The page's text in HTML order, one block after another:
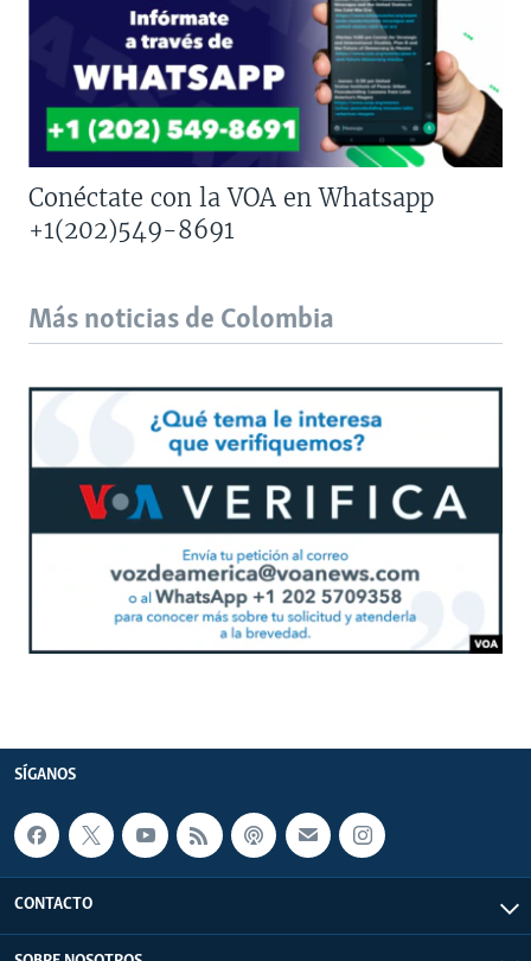
Conéctate con la VOA en Whatsapp
+1(202)549-8691
Más noticias de Colombia
SÍGANOS
CONTACTO